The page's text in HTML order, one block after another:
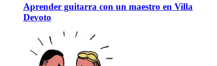
Aprender guitarra con un maestro en Villa
Devoto